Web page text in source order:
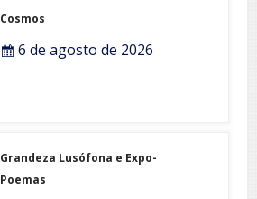
Cosmos
6 de agosto de 2026
Grandeza Lusófona e Expo-
Poemas